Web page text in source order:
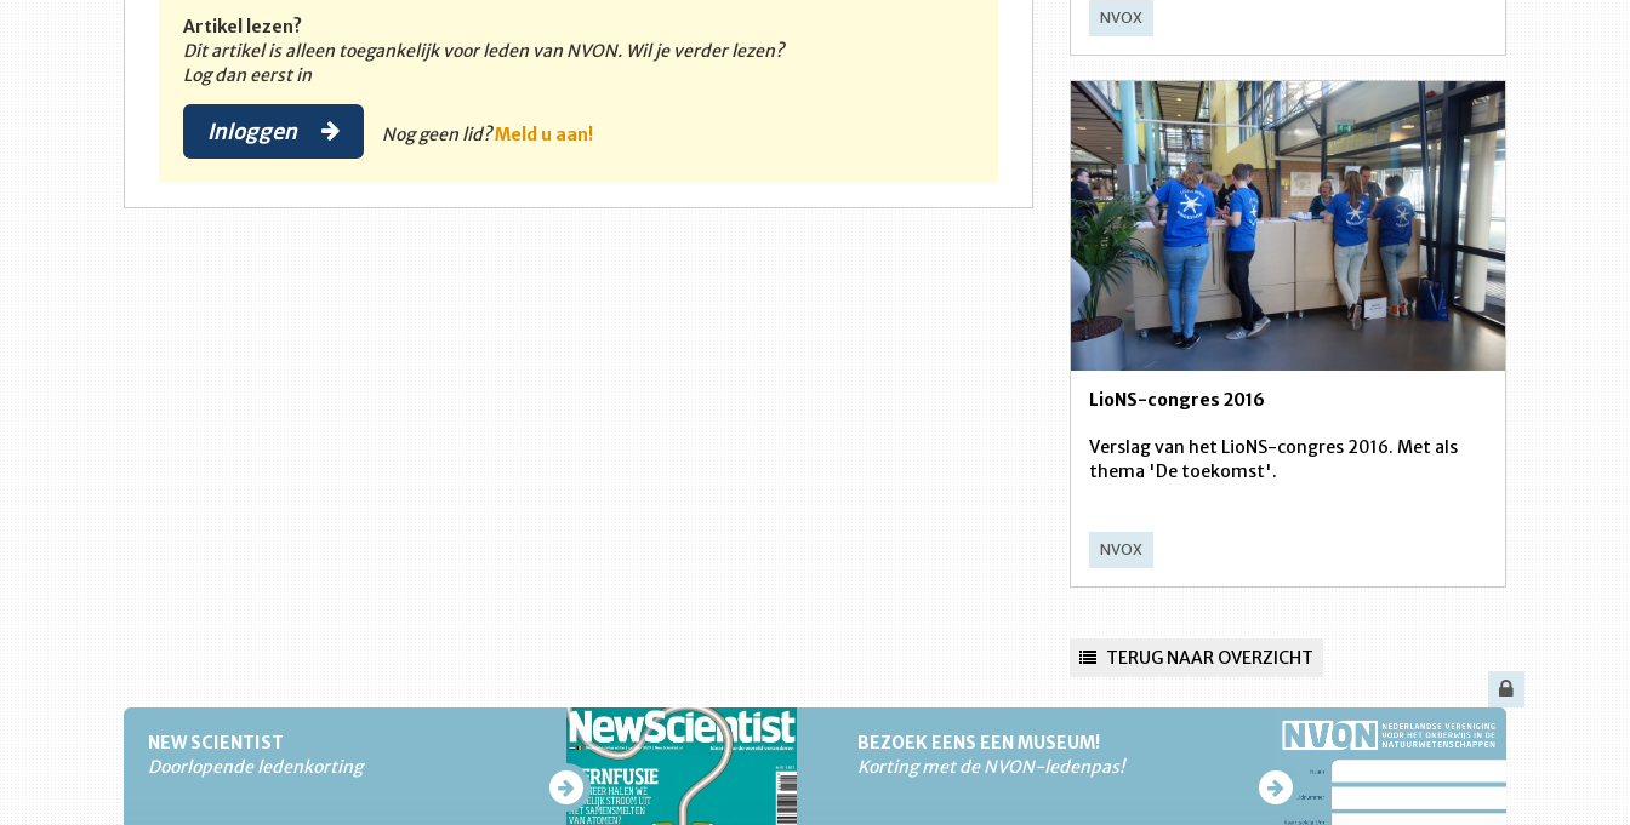
Artikel lezen?
Dit artikel is alleen toegankelijk voor leden van NVON. Wil je verder lezen?
Log dan eerst in
Inloggen Nog geen lid?Meld u aan!
NVOX
LioNS-congres 2016
Verslag van het LioNS-congres 2016. Met als
thema 'De toekomst'.
NVOX
TERUG NAAR OVERZICHT
NEW SCIENTIST
Doorlopende ledenkorting
BEZOEK EENS EEN MUSEUM!
Korting met de NVON-ledenpas!